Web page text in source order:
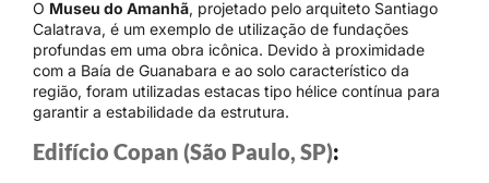
O Museu do Amanhã, projetado pelo arquiteto Santiago
Calatrava, é um exemplo de utilização de fundações
profundas em uma obra icônica. Devido à proximidade
com a Baía de Guanabara e ao solo característico da
região, foram utilizadas estacas tipo hélice contínua para
garantir a estabilidade da estrutura.
Edifício Copan (São Paulo, SP):